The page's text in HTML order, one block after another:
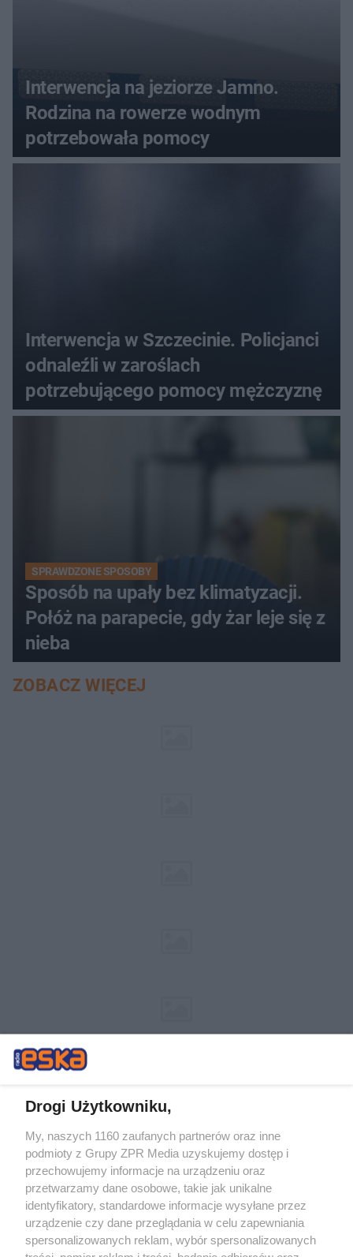
Interwencja na jeziorze Jamno.
Rodzina na rowerze wodnym
potrzebowała pomocy
Interwencja w Szczecinie. Policjanci
odnaleźli w zaroślach
potrzebującego pomocy mężczyznę
SPRAWDZONE SPOSOBY
Sposób na upały bez klimatyzacji.
Połóż na parapecie, gdy żar leje się z
nieba
ZOBACZ WIĘCEJ
Żaden utwór zamieszczony w serwisie nie może być powielany i
rozpowszechniany lub dalej rozpowszechniany w jakikolwiek sposób (w
tym także elektroniczny lub mechaniczny) na jakimkolwiek polu
eksploatacji w jakiejkolwiek formie, włącznie z umieszczaniem w
Internecie bez pisemnej zgody właściciela praw. Jakiekolwiek użycie lub
wykorzystanie utworów w całości lub w części z naruszeniem prawa,
tzn. bez właściwej zgody, jest zabronione pod groźbą kary i może być
ścigane prawnie.
Drogi Użytkowniku,
My, naszych 1160 zaufanych partnerów oraz inne
podmioty z Grupy ZPR Media uzyskujemy dostęp i
przechowujemy informacje na urządzeniu oraz
przetwarzamy dane osobowe, takie jak unikalne
identyfikatory, standardowe informacje wysyłane przez
urządzenie czy dane przeglądania w celu zapewniania
spersonalizowanych reklam, wybór spersonalizowanych